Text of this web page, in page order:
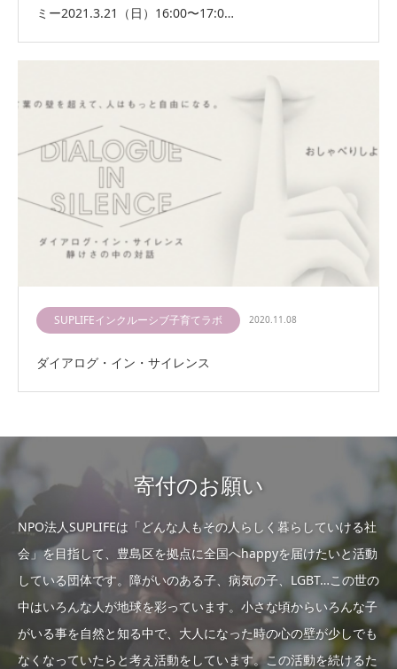
ミー2021.3.21（日）16:00〜17:0…
SUPLIFEインクルーシブ子育てラボ 2020.11.08
ダイアログ・イン・サイレンス
寄付のお願い
NPO法人SUPLIFEは「どんな人もその人らしく暮らしていける社
会」を目指して、豊島区を拠点に全国へhappyを届けたいと活動
している団体です。障がいのある子、病気の子、LGBT…この世の
中はいろんな人が地球を彩っています。小さな頃からいろんな子
がいる事を自然と知る中で、大人になった時の心の壁が少しでも
なくなっていたらと考え活動をしています。この活動を続けるた